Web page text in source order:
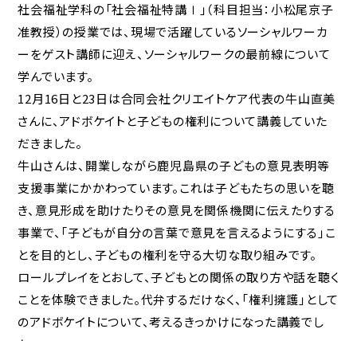
社会福祉学科の「社会福祉特講Ⅰ」（科目担当：小松尾京子
准教授）の授業では、現場で活躍しているソーシャルワーカ
ーをゲスト講師に迎え、ソーシャルワークの最前線について
学んでいます。
12月16日と23日は合同会社クリエイトケア代表の牛山直美
さんに、アドボケイトと子どもの権利について講義していた
だきました。
牛山さんは、開業しながら鹿児島県の子どもの意見表明等
支援事業にかかわっています。これは子どもたちの思いを聴
き、意見形成を助けたりその意見を関係機関に伝えたりする
事業で、「子どもが自分の言葉で意見を言えるようにする」こ
とを目的とし、子どもの権利を守る大切な取り組みです。
ロールプレイをとおして、子どもとの関係の取り方や話を聴く
ことを体験できました。代弁するだけなく、「権利擁護」として
のアドボケイトについて、考えるきっかけになった講義でし